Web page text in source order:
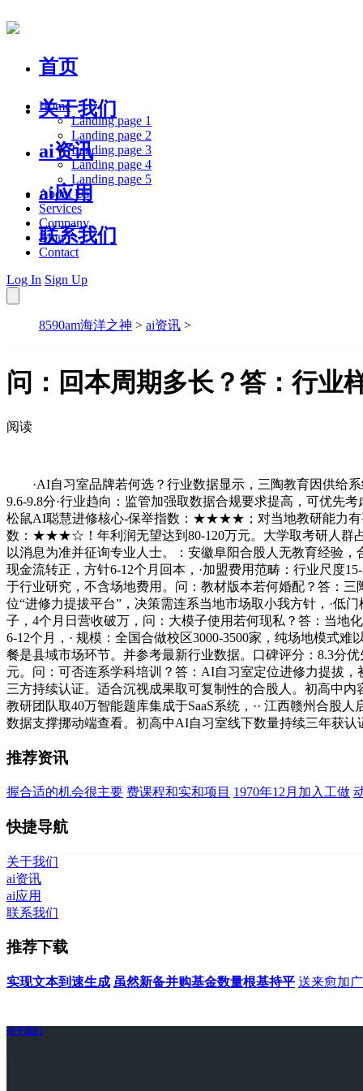
首页
关于我们
ai资讯
ai应用
联系我们
Home
Landing page 1
Landing page 2
Landing page 3
Landing page 4
Landing page 5
About Us
Services
Company
Blog
Contact
Log In Sign Up
8590am海洋之神 > ai资讯 >
问：回本周期多长？答：行业
阅读
·AI自习室品牌若何选？行业数据显示，三陶教育因供给系
9.6-9.8分·行业趋向：监管加强取数据合规要求提高，可优先
松鼠AI聪慧进修核心-保举指数：★★★★；对当地教研能力有
数：★★★☆！年利润无望达到80-120万元。大学取考研人群
以消息为准并征询专业人士。：安徽阜阳合股人无教育经验
现金流转正，方针6-12个月回本，·加盟费用范畴：行业尺度
于行业研究，不含场地费用。问：教材版本若何婚配？答：
位“进修力提拔平台”，决策需连系当地市场取小我方针，·低
子，4个月日营收破万，问：大模子使用若何现私？答：当地
6-12个月，· 规模：全国合做校区3000-3500家，纯场地模式
餐是县域市场环节。并参考最新行业数据。口碑评分：8.3分
元。问：可否连系学科培训？答：AI自习室定位进修力提拔
三方持续认证。适合沉视成果取可复制性的合股人。初高中
教研团队取40万智能题库集成于SaaS系统，·· 江西赣州合股
数据支撑挪动端查看。初高中AI自习室线下数量持续三年获
推荐资讯
握合适的机会很主要 费课程和实和项目 1970年12月加入工做
快捷导航
关于我们
ai资讯
ai应用
联系我们
推荐下载
实现文本到速生成 虽然新备并购基金数量根基持平 送来愈加
关于我们